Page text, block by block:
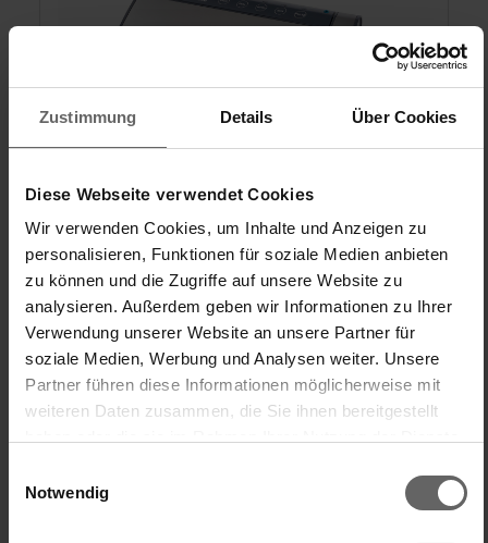
Zustimmung Details Über Cookies
Diese Webseite verwendet Cookies
Wir verwenden Cookies, um Inhalte und Anzeigen zu
personalisieren, Funktionen für soziale Medien anbieten
zu können und die Zugriffe auf unsere Website zu
analysieren. Außerdem geben wir Informationen zu Ihrer
Verwendung unserer Website an unsere Partner für
soziale Medien, Werbung und Analysen weiter. Unsere
Partner führen diese Informationen möglicherweise mit
weiteren Daten zusammen, die Sie ihnen bereitgestellt
Cookies, wenn Sie unsere Webseite weiterhin nutzen.
Notwendig
Pompe à vide XXL-Power (12 L/min) avec
fonction d'arrêt
Chambre à vide amovible
Double couture d'étanchéité pour une stabilité